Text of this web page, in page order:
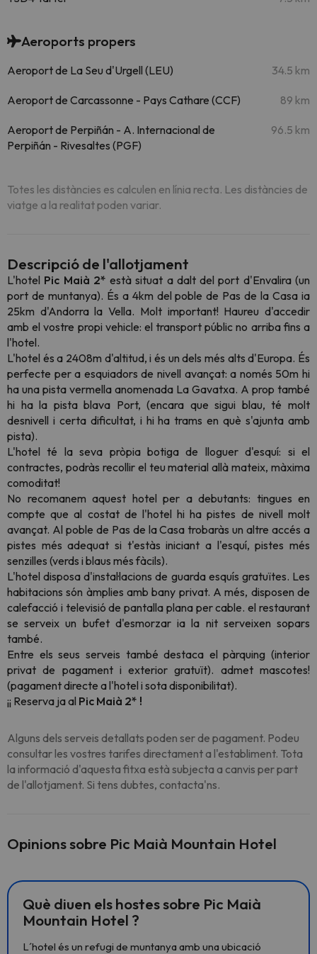
Aeroports propers
Aeroport de La Seu d'Urgell (LEU) 34.5 km
Aeroport de Carcassonne - Pays Cathare (CCF) 89 km
Aeroport de Perpiñán - A. Internacional de
Perpiñán - Rivesaltes (PGF)
96.5 km
Totes les distàncies es calculen en línia recta. Les distàncies de
viatge a la realitat poden variar.
Descripció de l'allotjament
L'hotel Pic Maià 2* està situat a dalt del port d'Envalira (un
port de muntanya). És a 4km del poble de Pas de la Casa ia
25km d'Andorra la Vella. Molt important! Haureu d'accedir
amb el vostre propi vehicle: el transport públic no arriba fins a
l'hotel.
L'hotel és a 2408m d'altitud, i és un dels més alts d'Europa. És
perfecte per a esquiadors de nivell avançat: a només 50m hi
ha una pista vermella anomenada La Gavatxa. A prop també
hi ha la pista blava Port, (encara que sigui blau, té molt
desnivell i certa dificultat, i hi ha trams en què s'ajunta amb
pista).
L'hotel té la seva pròpia botiga de lloguer d'esquí: si el
contractes, podràs recollir el teu material allà mateix, màxima
comoditat!
No recomanem aquest hotel per a debutants: tingues en
compte que al costat de l'hotel hi ha pistes de nivell molt
avançat. Al poble de Pas de la Casa trobaràs un altre accés a
pistes més adequat si t'estàs iniciant a l'esquí, pistes més
senzilles (verds i blaus més fàcils).
L'hotel disposa d'instal·lacions de guarda esquís gratuïtes. Les
habitacions són àmplies amb bany privat. A més, disposen de
calefacció i televisió de pantalla plana per cable. el restaurant
se serveix un bufet d'esmorzar ia la nit serveixen sopars
també.
Entre els seus serveis també destaca el pàrquing (interior
privat de pagament i exterior gratuït). admet mascotes!
(pagament directe a l'hotel i sota disponibilitat).
¡¡ Reserva ja al Pic Maià 2* !
Alguns dels serveis detallats poden ser de pagament. Podeu
consultar les vostres tarifes directament a l'establiment. Tota
la informació d'aquesta fitxa està subjecta a canvis per part
de l'allotjament. Si tens dubtes, contacta'ns.
Opinions sobre Pic Maià Mountain Hotel
Què diuen els hostes sobre Pic Maià
Mountain Hotel ?
L´hotel és un refugi de muntanya amb una ubicació